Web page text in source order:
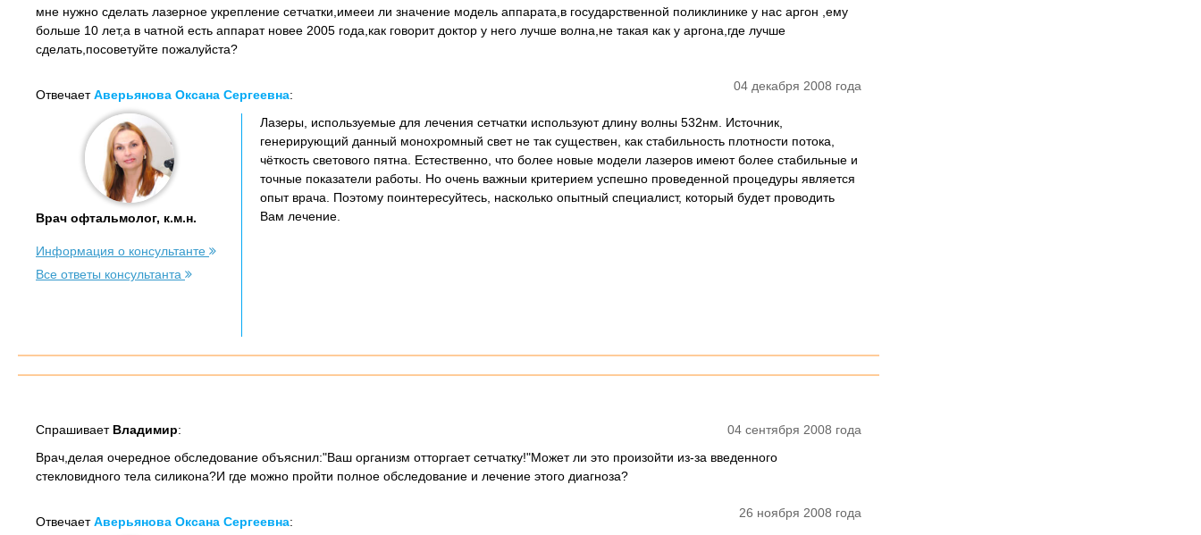
мне нужно сделать лазерное укрепление сетчатки,имееи ли значение модель аппарата,в государственной поликлинике у нас аргон ,ему
больше 10 лет,а в чатной есть аппарат новее 2005 года,как говорит доктор у него лучше волна,не такая как у аргона,где лучше
сделать,посоветуйте пожалуйста?
04 декабря 2008 года
ОтвечаетАверьянова Оксана Сергеевна:
Врач офтальмолог, к.м.н.
Информация о консультанте
Все ответы консультанта
Лазеры, используемые для лечения сетчатки используют длину волны 532нм. Источник,
генерирующий данный монохромный свет не так существен, как стабильность плотности потока,
чёткость светового пятна. Естественно, что более новые модели лазеров имеют более стабильные и
точные показатели работы. Но очень важныи критерием успешно проведенной процедуры является
опыт врача. Поэтому поинтересуйтесь, насколько опытный специалист, который будет проводить
Вам лечение.
04 сентября 2008 года
Спрашивает Владимир:
Врач,делая очередное обследование объяснил:"Ваш организм отторгает сетчатку!"Может ли это произойти из-за введенного
стекловидного тела силикона?И где можно пройти полное обследование и лечение этого диагноза?
26 ноября 2008 года
ОтвечаетАверьянова Оксана Сергеевна: